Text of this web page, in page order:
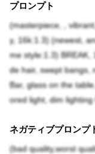
プロンプト
(masterpiece, ,
y, 16k:1.3) (newest,
me style:1.3) BREAK,
de hair, swept bangs,
Bar, glass on the
ored light, dim
ネガティブプロンプ
(bad quality,worst